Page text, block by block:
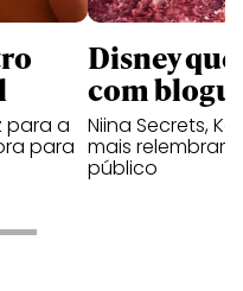
para a
para
Disney
com
Niina Secrets,
mais
público